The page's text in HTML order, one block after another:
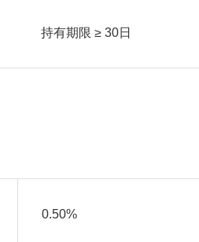
持有期限 ≥ 30日
0.50%